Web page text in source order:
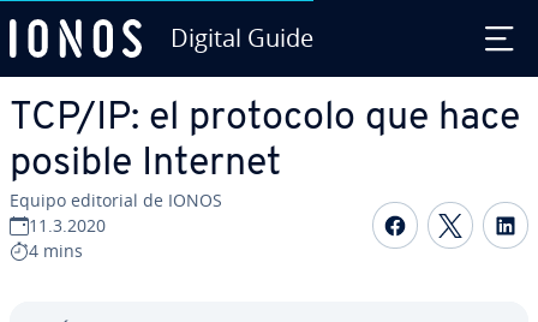
Digital Guide
TCP/IP: el protocolo que hace
posible Internet
Equipo editorial de IONOS
11.3.2020
4 mins
Compartir